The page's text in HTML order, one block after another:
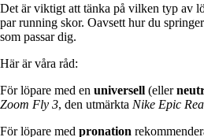
Det är viktigt att tänka på vilken typ av
par running skor. Oavsett hur du
som passar dig.
Här är våra råd:
För löpare med en universell (eller
Zoom Fly 3, den utmärkta Nike Epic
För löpare med pronation